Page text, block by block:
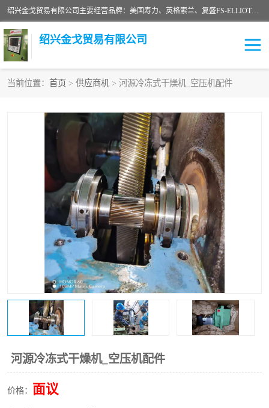
绍兴金戈贸易有限公司主要经营品牌：美国寿力、英格索兰、复盛FS-ELLIOTT，库伯COOPER、阿特拉斯等品牌空压机及配件销售；承接全厂空气压缩机管理、维护保养；节能改造；气体干燥机销售、维护、维修、保养。销售各种品牌空压机空气滤芯、油滤芯、油气分离器；精密过滤器滤芯；除油雾滤芯；抽真空滤芯，消音器，疏水器。劳务承接：全厂空压机维修保养工程，安装工程；移机或汰换工程；节能改造工程等。
绍兴金戈贸易有限公司
当前位置： 首页 > 供应商机 > 河源冷冻式干燥机_空压机配件
河源冷冻式干燥机_空压机配件
价格： 面议
超级冷却剂 英格索兰配件
中车鼓风机 闽台富源特种陶瓷
美国寿力空压机零部件 英格索兰离心机空滤芯
英格索兰COOPER离心机 库伯卡麦隆离心机零件
微电脑控制器 离心式压缩机高速转子组
复盛离心机零件 中冷耐高温气侧密封胶垫
空气过滤器 阿特拉斯
CAMERON空压机维修 CAMERON空压机显示屏